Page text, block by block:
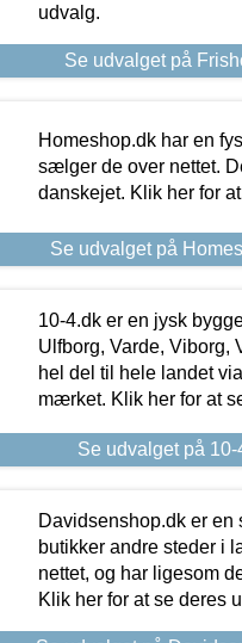
udvalg.
Se udvalget på
Homeshop.dk har en
sælger de over nettet.
danskejet. Klik her for
Se udvalget på
10-4.dk er en jysk
Ulfborg, Varde,
hel del til hele landet
mærket. Klik her for at
Se udvalget på 10-
Davidsenshop.dk er
butikker andre steder i
nettet, og har ligesom
Klik her for at se deres